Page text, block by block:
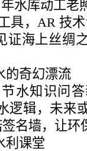
年水库动工
具，AR 技
证海上丝绸
的奇幻漂流
水知识问
辑，未来
名墙，让环
利课堂